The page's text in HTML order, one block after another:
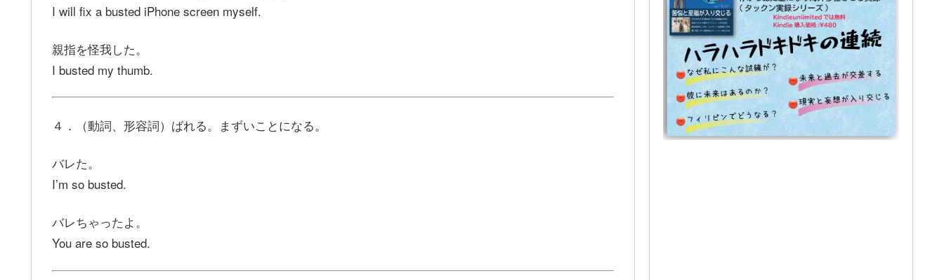
I will fix a busted iPhone screen myself.
親指を怪我した。
I busted my thumb.
４．（動詞、形容詞）ばれる。まずいことになる。
バレた。
I’m so busted.
バレちゃったよ。
You are so busted.